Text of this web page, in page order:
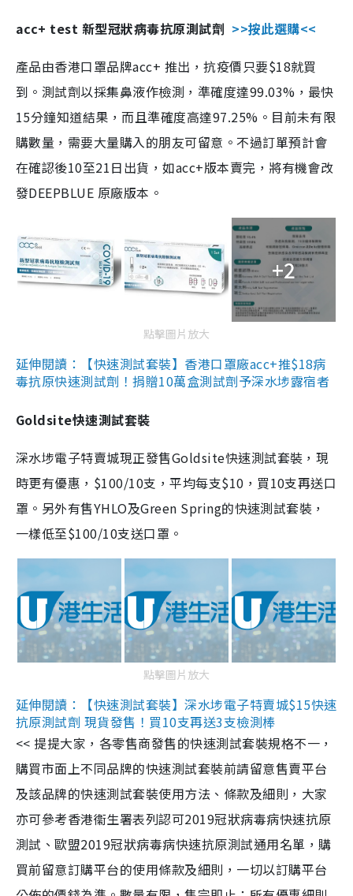
acc+ test 新型冠狀病毒抗原測試劑 >>按此選購<<
產品由香港口罩品牌acc+ 推出，抗疫價只要$18就買
到。測試劑以採集鼻液作檢測，準確度達99.03%，最快
15分鐘知道結果，而且準確度高達97.25%。目前未有限
購數量，需要大量購入的朋友可留意。不過訂單預計會
在確認後10至21日出貨，如acc+版本賣完，將有機會改
發DEEPBLUE 原廠版本。
+2
點擊圖片放大
延伸閱讀：【快速測試套裝】香港口罩廠acc+推$18病
毒抗原快速測試劑！捐贈10萬盒測試劑予深水埗露宿者
Goldsite快速測試套裝
深水埗電子特賣城現正發售Goldsite快速測試套裝，現
時更有優惠，$100/10支，平均每支$10，買10支再送口
罩。另外有售YHLO及Green Spring的快速測試套裝，
一樣低至$100/10支送口罩。
點擊圖片放大
延伸閱讀：【快速測試套裝】深水埗電子特賣城$15快速
抗原測試劑 現貨發售！買10支再送3支檢測棒
<< 提提大家，各零售商發售的快速測試套裝規格不一，
購買市面上不同品牌的快速測試套裝前請留意售賣平台
及該品牌的快速測試套裝使用方法、條款及細則，大家
亦可參考香港衞生署表列認可2019冠狀病毒病快速抗原
測試、歐盟2019冠狀病毒病快速抗原測試通用名單，購
買前留意訂購平台的使用條款及細則，一切以訂購平台